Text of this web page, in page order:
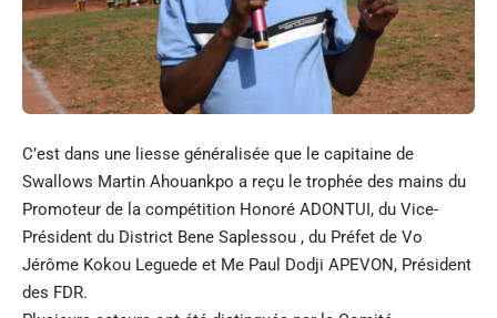
C’est dans une liesse généralisée que le capitaine de
Swallows Martin Ahouankpo a reçu le trophée des mains du
Promoteur de la compétition Honoré ADONTUI, du Vice-
Président du District Bene Saplessou , du Préfet de Vo
Jérôme Kokou Leguede et Me Paul Dodji APEVON, Président
des FDR.